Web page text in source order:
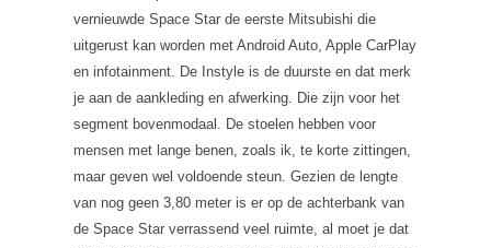
vernieuwde Space Star de eerste Mitsubishi die
uitgerust kan worden met Android Auto, Apple CarPlay
en infotainment. De Instyle is de duurste en dat merk
je aan de aankleding en afwerking. Die zijn voor het
segment bovenmodaal. De stoelen hebben voor
mensen met lange benen, zoals ik, te korte zittingen,
maar geven wel voldoende steun. Gezien de lengte
van nog geen 3,80 meter is er op de achterbank van
de Space Star verrassend veel ruimte, al moet je dat